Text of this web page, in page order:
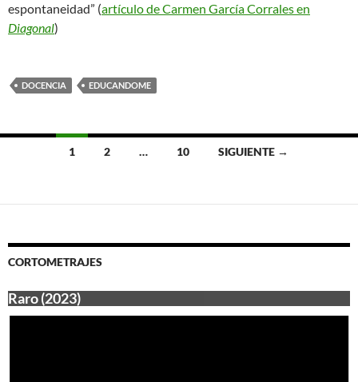
espontaneidad” (artículo de Carmen García Corrales en
Diagonal)
DOCENCIA EDUCANDOME
las
1 2 … 10 SIGUIENTE →
CORTOMETRAJES
Raro (2023)